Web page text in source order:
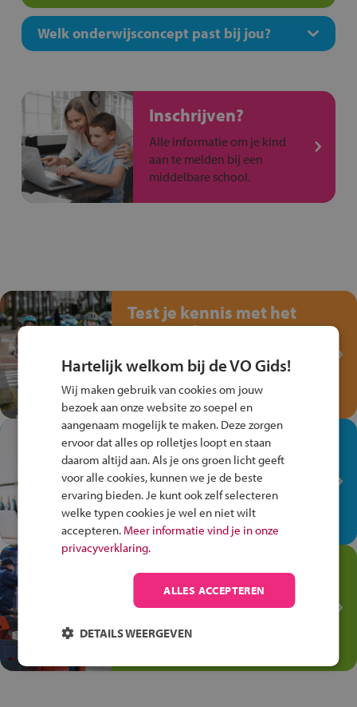
Welk onderwijsconcept past bij jou?
Inschrijven?
Alle informatie om je kind
aan te melden bij een
middelbare school.
Test je kennis met het
Fiets Veilig
Speel het Fiets Veilig Verkeersspel
en win een Cortina-fiets!
In de winkel ben je op je
plek!
Ontdek via het vmbo jouw talent
op de winkelvloer, waar elke dag
anders is!
Transport en Logistiek
Kies voor vmbo Transport en
logistiek: daar kun je mee
Hartelijk welkom bij de VO Gids!
Wij maken gebruik van cookies om jouw
bezoek aan onze website zo soepel en
aangenaam mogelijk te maken. Deze zorgen
ervoor dat alles op rolletjes loopt en staan
daarom altijd aan. Als je ons groen licht geeft
voor alle cookies, kunnen we je de beste
ervaring bieden. Je kunt ook zelf selecteren
welke typen cookies je wel en niet wilt
accepteren. Meer informatie vind je in onze
privacyverklaring.
ALLES ACCEPTEREN
DETAILS WEERGEVEN